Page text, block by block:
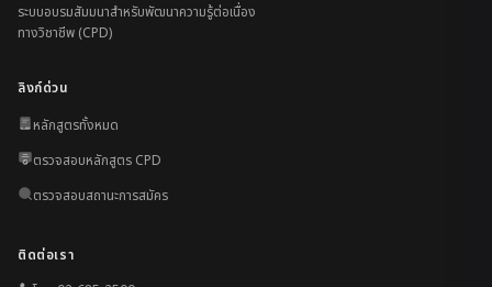
ระบบอบรมสัมมนาสำหรับพัฒนาความรู้ต่อเนื่อง
ทางวิชาชีพ (CPD)
ลิงก์ด่วน
หลักสูตรทั้งหมด
ตรวจสอบหลักสูตร CPD
ตรวจสอบสถานะการสมัคร
ติดต่อเรา